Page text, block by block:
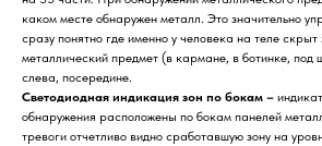
каком месте обнаружен металл. Это значительно
сразу понятно где именно у человека на теле
металлический предмет (в кармане, в ботинке, под
слева, посередине.
Светодиодная индикация зон по бокам –
обнаружения расположены по бокам панелей
тревоги отчетливо видно сработавшую зону на